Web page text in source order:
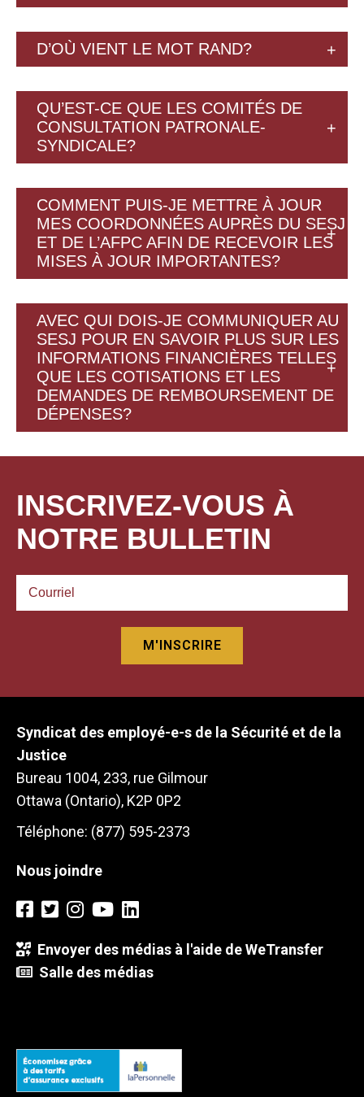
D’OÙ VIENT LE MOT RAND?
QU’EST-CE QUE LES COMITÉS DE
CONSULTATION PATRONALE-
SYNDICALE?
COMMENT PUIS-JE METTRE À JOUR
MES COORDONNÉES AUPRÈS DU SESJ
ET DE L’AFPC AFIN DE RECEVOIR LES
MISES À JOUR IMPORTANTES?
AVEC QUI DOIS-JE COMMUNIQUER AU
SESJ POUR EN SAVOIR PLUS SUR LES
INFORMATIONS FINANCIÈRES TELLES
QUE LES COTISATIONS ET LES
DEMANDES DE REMBOURSEMENT DE
DÉPENSES?
INSCRIVEZ-VOUS À
NOTRE BULLETIN
Syndicat des employé-e-s de la Sécurité et de la
Justice
Bureau 1004, 233, rue Gilmour
Ottawa (Ontario), K2P 0P2
Téléphone: (877) 595-2373
Nous joindre
Envoyer des médias à l'aide de WeTransfer
Salle des médias